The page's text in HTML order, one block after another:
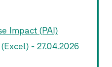
Impact (PAI)
- 27.04.2026